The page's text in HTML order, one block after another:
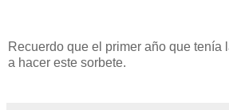
Recuerdo que el primer año que tenía
a hacer este sorbete.